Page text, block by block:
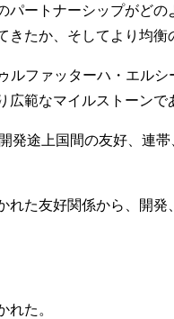
ートナーシップがど
たか、そしてより均
ファッターハ・エ
範なマイルストーン
発途上国間の友好、連
た友好関係から、開
た。